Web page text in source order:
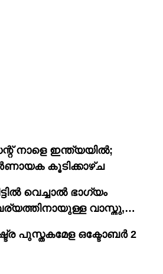
നാളെ ഇന്ത്യയിൽ;
കൂടിക്കാഴ്ച
വെച്ചാൽ ഭാഗ്യം
വാസ്തു,
പുസ്തകമേള ഒക്ടോബർ 2